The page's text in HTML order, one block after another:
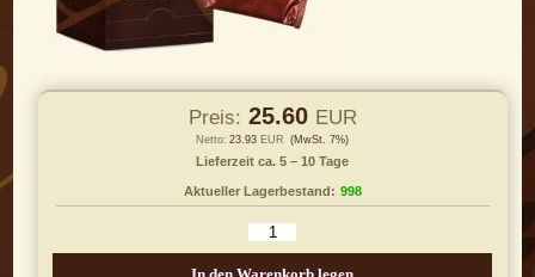
Preis: 25.60 EUR
Netto: 23.93 EUR (MwSt. 7%)
Lieferzeit ca. 5 – 10 Tage
Aktueller Lagerbestand: 998